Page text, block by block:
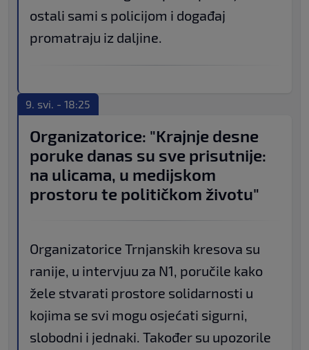
ostali sami s policijom i događaj
promatraju iz daljine.
9. svi. - 18:25
Organizatorice: "Krajnje desne
poruke danas su sve prisutnije:
na ulicama, u medijskom
prostoru te političkom životu"
Organizatorice Trnjanskih kresova su
ranije, u intervjuu za N1, poručile kako
žele stvarati prostore solidarnosti u
kojima se svi mogu osjećati sigurni,
slobodni i jednaki. Također su upozorile